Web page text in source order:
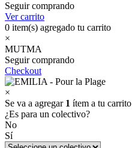
Seguir comprando
Ver carrito
0 item(s) agregado tu carrito
×
MUTMA
Seguir comprando
Checkout
×
Se va a agregar 1 ítem a tu carrito
¿Es para un colectivo?
No
Sí